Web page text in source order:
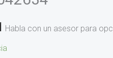
Habla con un asesor para